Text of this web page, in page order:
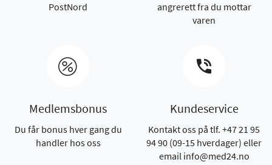
PostNord
angrerett fra du mottar
varen
Medlemsbonus
Du får bonus hver gang du
handler hos oss
Kundeservice
Kontakt oss på tlf. +47 21 95
94 90 (09-15 hverdager) eller
email info@med24.no